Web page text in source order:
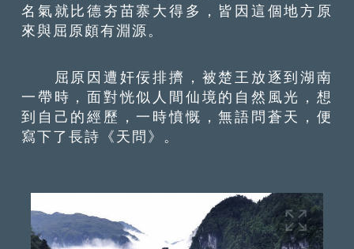
名氣就比德夯苗寨大得多，皆因這個地方原
來與屈原頗有淵源。
屈原因遭奸佞排擠，被楚王放逐到湖南
一帶時，面對恍似人間仙境的自然風光，想
到自己的經歷，一時憤慨，無語問蒼天，便
寫下了長詩《天問》。